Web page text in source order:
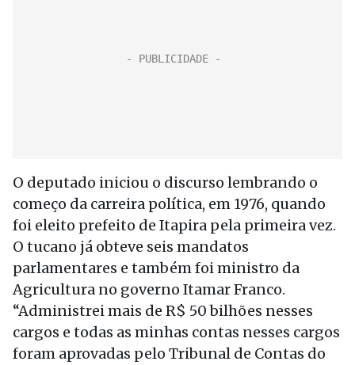
O deputado iniciou o discurso lembrando o
começo da carreira política, em 1976, quando
foi eleito prefeito de Itapira pela primeira vez.
O tucano já obteve seis mandatos
parlamentares e também foi ministro da
Agricultura no governo Itamar Franco.
“Administrei mais de R$ 50 bilhões nesses
cargos e todas as minhas contas nesses cargos
foram aprovadas pelo Tribunal de Contas do